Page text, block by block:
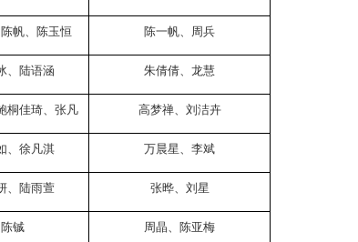
帆、陈玉恒 陈一帆、周兵
、陆语涵 朱倩倩、龙慧
桐佳琦、张凡 高梦禅、刘洁卉
、徐凡淇 万晨星、李斌
、陆雨萱 张晔、刘星
铖 周晶、陈亚梅